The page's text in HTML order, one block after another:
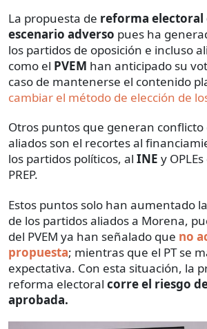
La propuesta de reforma electoral
escenario adverso pues ha
los partidos de oposición e incluso
como el PVEM han anticipado su
caso de mantenerse el contenido
cambiar el método de elección de
Otros puntos que generan conflicto
aliados son el recortes al
los partidos políticos, al INE y
PREP.
Estos puntos solo han aumentado
de los partidos aliados a Morena,
del PVEM ya han señalado que no
propuesta; mientras que el PT se
expectativa. Con esta situación, la
reforma electoral corre el riesgo
aprobada.